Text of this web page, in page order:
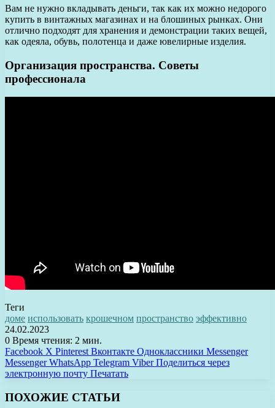
Вам не нужно вкладывать деньги, так как их можно недорого
купить в винтажных магазинах и на блошиных рынках. Они
отлично подходят для хранения и демонстрации таких вещей,
как одеяла, обувь, полотенца и даже ювелирные изделия.
Организация пространства. Советы
профессионала
Теги
доме использовать крошечном пространство эффективно
24.02.2023
0 Время чтения: 2 мин.
Facebook X Pinterest Вконтакте Одноклассники Messenger
Messenger WhatsApp Telegram Viber Поделиться через
электронную почту Печатать
ПОХОЖИЕ СТАТЬИ